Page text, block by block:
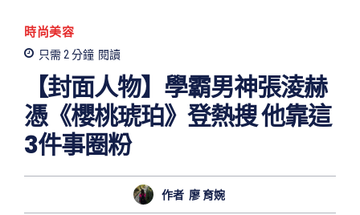
時尚美容
只需 2分鐘 閱讀
【封面人物】學霸男神張淩赫
憑《櫻桃琥珀》登熱搜 他靠這
3件事圈粉
作者 廖 育婉